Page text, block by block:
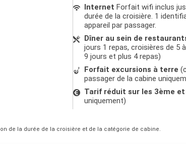
Internet Forfait wifi inclus
durée de la croisière. 1
appareil par passager.
Dîner au sein de
jours 1 repas, croisières de 5
9 jours et plus 4 repas)
Forfait excursions à terre
passager de la cabine
Tarif réduit sur les 3ème
uniquement)
de la durée de la croisière et de la catégorie de cabine.